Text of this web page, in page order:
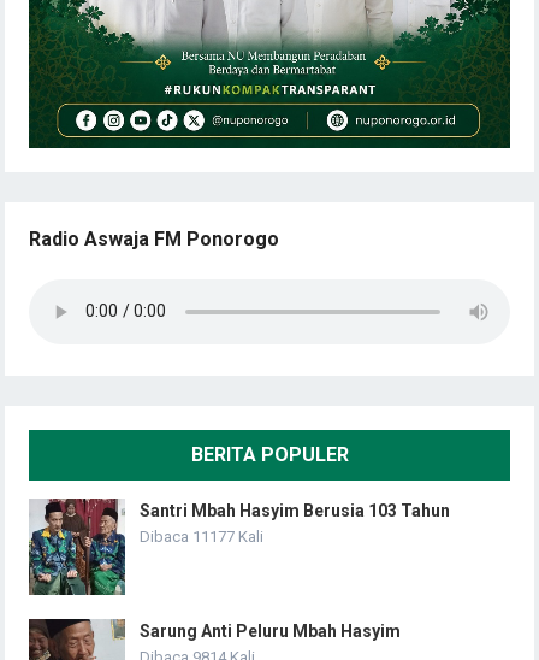
Radio Aswaja FM Ponorogo
BERITA POPULER
Santri Mbah Hasyim Berusia 103 Tahun
Dibaca 11177 Kali
Sarung Anti Peluru Mbah Hasyim